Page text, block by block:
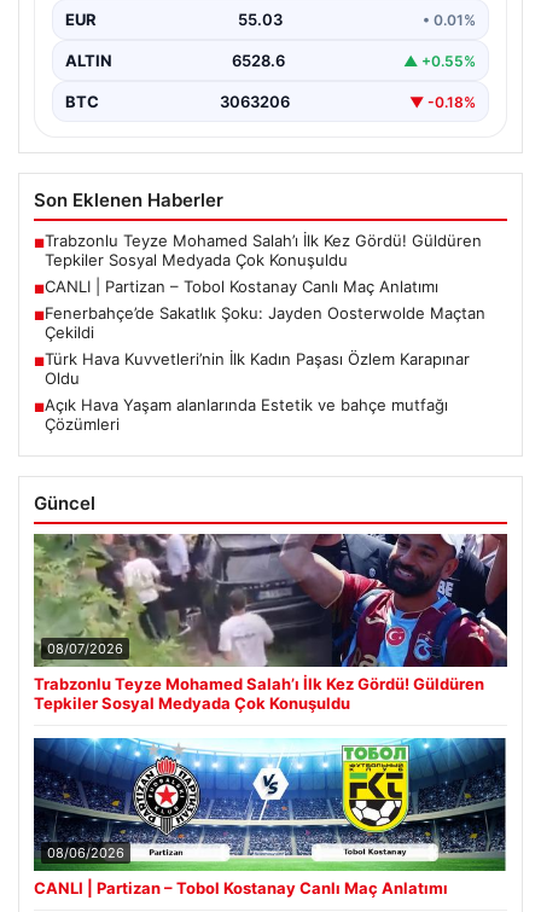
EUR 55.03 • 0.01%
ALTIN 6528.6 ▲ +0.55%
BTC 3063206 ▼ -0.18%
Son Eklenen Haberler
■Trabzonlu Teyze Mohamed Salah’ı İlk Kez Gördü! Güldüren
Tepkiler Sosyal Medyada Çok Konuşuldu
■CANLI | Partizan – Tobol Kostanay Canlı Maç Anlatımı
■Fenerbahçe’de Sakatlık Şoku: Jayden Oosterwolde Maçtan
Çekildi
■Türk Hava Kuvvetleri’nin İlk Kadın Paşası Özlem Karapınar
Oldu
■Açık Hava Yaşam alanlarında Estetik ve bahçe mutfağı
Çözümleri
Güncel
08/07/2026
Trabzonlu Teyze Mohamed Salah’ı İlk Kez Gördü! Güldüren
Tepkiler Sosyal Medyada Çok Konuşuldu
08/06/2026
CANLI | Partizan – Tobol Kostanay Canlı Maç Anlatımı